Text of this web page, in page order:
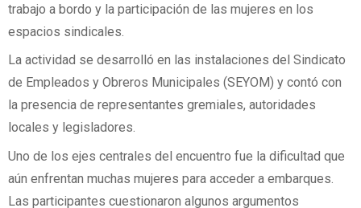
trabajo a bordo y la participación de las mujeres en los
espacios sindicales.
La actividad se desarrolló en las instalaciones del Sindicato
de Empleados y Obreros Municipales (SEYOM) y contó con
la presencia de representantes gremiales, autoridades
locales y legisladores.
Uno de los ejes centrales del encuentro fue la dificultad que
aún enfrentan muchas mujeres para acceder a embarques.
Las participantes cuestionaron algunos argumentos